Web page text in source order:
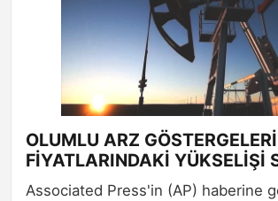
OLUMLU ARZ
FİYATLARINDAKİ YÜKSELİŞİ
Associated Press'in (AP) haberine